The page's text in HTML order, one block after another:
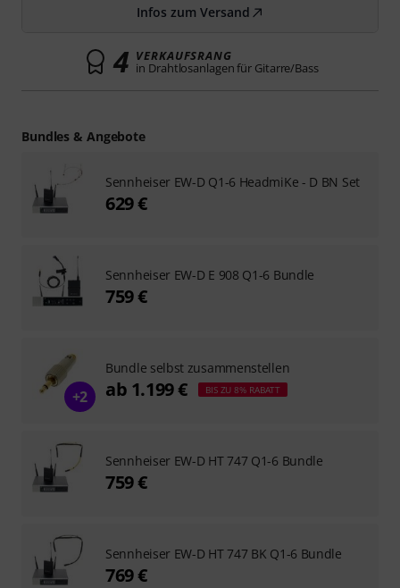
Infos zum Versand
4 VERKAUFSRANG
in Drahtlosanlagen für Gitarre/Bass
Bundles & Angebote
Sennheiser EW-D Q1-6 HeadmiKe - D BN Set
629 €
Sennheiser EW-D E 908 Q1-6 Bundle
759 €
+2
Bundle selbst zusammenstellen
ab 1.199 € BIS ZU 8% RABATT
Sennheiser EW-D HT 747 Q1-6 Bundle
759 €
Sennheiser EW-D HT 747 BK Q1-6 Bundle
769 €